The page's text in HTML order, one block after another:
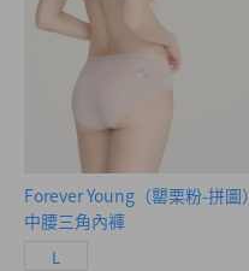
Forever Young（罌栗粉-拼圖）
中腰三角內褲
L